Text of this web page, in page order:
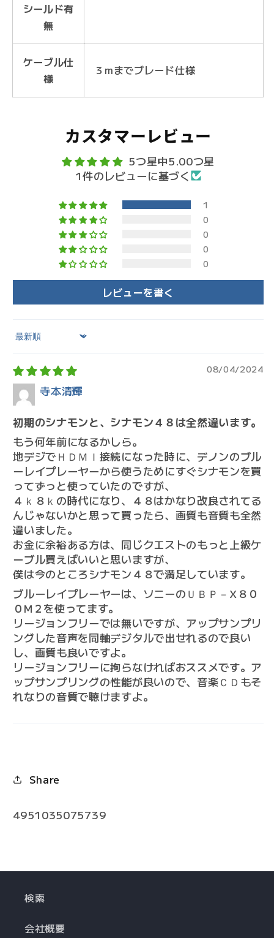
シールド有
無
ケーブル仕
様
３mまでブレード仕様
カスタマーレビュー
5つ星中5.00つ星
1件のレビューに基づく
1
0
0
0
0
レビューを書く
Sort by
08/04/2024
寺本清輝
初期のシナモンと、シナモン４８は全然違います。
もう何年前になるかしら。
地デジでＨＤＭＩ接続になった時に、デノンのブル
ーレイプレーヤーから使うためにすぐシナモンを買
ってずっと使っていたのですが、
４ｋ８ｋの時代になり、４８はかなり改良されてる
んじゃないかと思って買ったら、画質も音質も全然
違いました。
お金に余裕ある方は、同じクエストのもっと上級ケ
ーブル買えばいいと思いますが、
僕は今のところシナモン４８で満足しています。
ブルーレイプレーヤーは、ソニーのＵＢＰ－X８０
０M２を使ってます。
リージョンフリーでは無いですが、アップサンプリ
ングした音声を同軸デジタルで出せれるので良い
し、画質も良いですよ。
リージョンフリーに拘らなければおススメです。ア
ップサンプリングの性能が良いので、音楽ＣＤもそ
れなりの音質で聴けますよ。
Share
4951035075739
検索
会社概要